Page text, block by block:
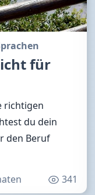
für
richtigen
du dein
den Beruf
341